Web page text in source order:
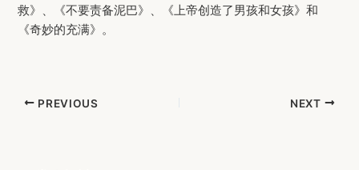
救》、《不要责备泥巴》、《上帝创造了男孩和女孩》和
《奇妙的充满》。
Post
PREVIOUS NEXT